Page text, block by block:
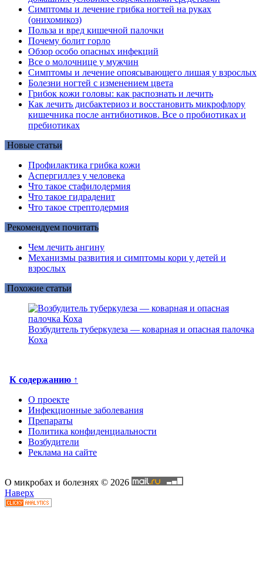
Симптомы и лечение грибка ногтей на руках
(онихомикоз)
Польза и вред кишечной палочки
Почему болит горло
Обзор особо опасных инфекций
Все о молочнице у мужчин
Симптомы и лечение опоясывающего лишая у взрослых
Болезни ногтей с изменением цвета
Грибок кожи головы: как распознать и лечить
Как лечить дисбактериоз и восстановить микрофлору
кишечника после антибиотиков. Все о пробиотиках и
пребиотиках
Новые статьи
Профилактика грибка кожи
Аспергиллез у человека
Что такое стафилодермия
Что такое гидраденит
Что такое стрептодермия
Рекомендуем почитать
Чем лечить ангину
Механизмы развития и симптомы кори у детей и
взрослых
Похожие статьи
Возбудитель туберкулеза — коварная и опасная палочка
Коха
К содержанию ↑
О проекте
Инфекционные заболевания
Препараты
Политика конфиденциальности
Возбудители
Реклама на сайте
О микробах и болезнях © 2026
Наверх